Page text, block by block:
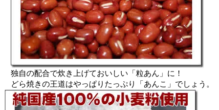
独自の配合で炊き上げておいしい「粒あん」に！
どら焼きの王道はやっぱりたっぷり「あんこ」でしょう。